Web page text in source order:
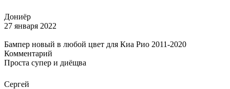
Дониёр
27 января 2022
Бампер новый в любой цвет для Киа Рио 2011-2020
Комментарий
Проста супер и диёщва
Сергей